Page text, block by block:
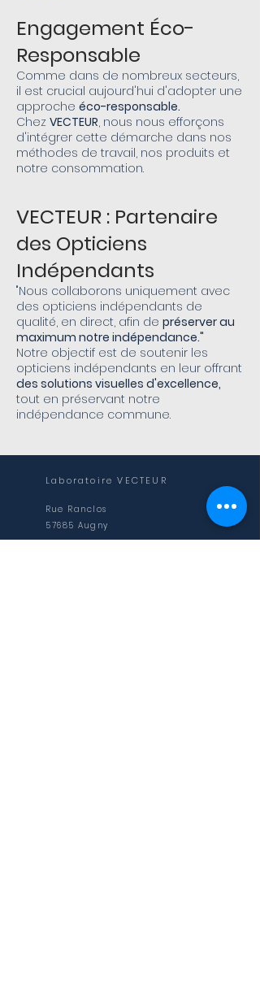
Engagement Éco-
Responsable
Comme dans de nombreux secteurs,
il est crucial aujourd'hui d'adopter une
approche éco-responsable.
Chez VECTEUR, nous nous efforçons
d'intégrer cette démarche dans nos
méthodes de travail, nos produits et
notre consommation.
VECTEUR : Partenaire
des Opticiens
Indépendants
"Nous collaborons uniquement avec
des opticiens indépendants de
qualité, en direct, afin de préserver au
maximum notre indépendance."
Notre objectif est de soutenir les
opticiens indépendants en leur offrant
des solutions visuelles d'excellence,
tout en préservant notre
indépendance commune.
Laboratoire VECTEUR
Rue Ranclos
57685 Augny